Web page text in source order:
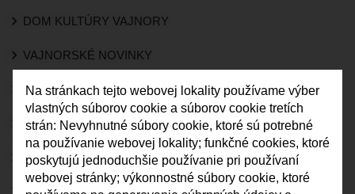
ZARIADENIE PRE SENIOROV "OPATRÍME VÁS"
ŠPECIALIZOVANÉ ZARIADENIE PRE SENIOROV (ALVIANO)
KULTÚRA
HARMONOGRAM PODUJATÍ
KNIŽNICA
ZDRUŽENIA A SPOLKY
KERAMICKÁ DIELŇA
VAJNORSKÉ PRODUKTY
DOM KULTÚRY VAJNORY
VAJNORSKÉ NOVINKY
KVALITA OVZDUŠIA
KAMERY
VAJNORY V MÉDIÁCH
ROZHLAS
Na stránkach tejto webovej lokality používame výber
vlastných súborov cookie a súborov cookie tretích
strán: Nevyhnutné súbory cookie, ktoré sú potrebné
na používanie webovej lokality; funkčné cookies, ktoré
poskytujú jednoduchšie používanie pri používaní
webovej stránky; výkonnostné súbory cookie, ktoré